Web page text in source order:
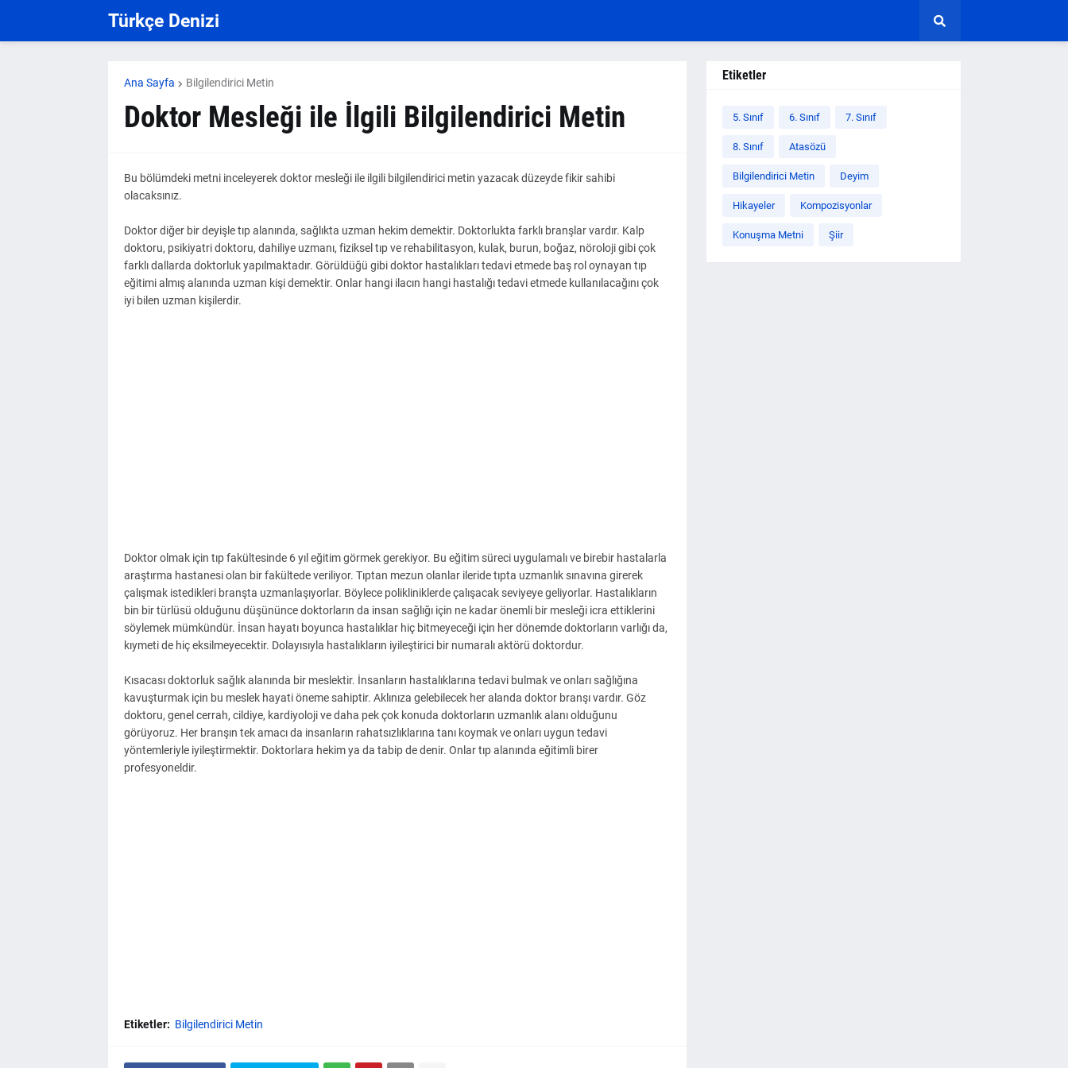
Türkçe Denizi
Ana Sayfa Bilgilendirici Metin
Doktor Mesleği ile İlgili Bilgilendirici Metin
Bu bölümdeki metni inceleyerek doktor mesleği ile ilgili bilgilendirici metin yazacak düzeyde fikir sahibi
olacaksınız.
Doktor diğer bir deyişle tıp alanında, sağlıkta uzman hekim demektir. Doktorlukta farklı branşlar vardır. Kalp
doktoru, psikiyatri doktoru, dahiliye uzmanı, fiziksel tıp ve rehabilitasyon, kulak, burun, boğaz, nöroloji gibi çok
farklı dallarda doktorluk yapılmaktadır. Görüldüğü gibi doktor hastalıkları tedavi etmede baş rol oynayan tıp
eğitimi almış alanında uzman kişi demektir. Onlar hangi ilacın hangi hastalığı tedavi etmede kullanılacağını çok
iyi bilen uzman kişilerdir.
Doktor olmak için tıp fakültesinde 6 yıl eğitim görmek gerekiyor. Bu eğitim süreci uygulamalı ve birebir hastalarla
araştırma hastanesi olan bir fakültede veriliyor. Tıptan mezun olanlar ileride tıpta uzmanlık sınavına girerek
çalışmak istedikleri branşta uzmanlaşıyorlar. Böylece polikliniklerde çalışacak seviyeye geliyorlar. Hastalıkların
bin bir türlüsü olduğunu düşününce doktorların da insan sağlığı için ne kadar önemli bir mesleği icra ettiklerini
söylemek mümkündür. İnsan hayatı boyunca hastalıklar hiç bitmeyeceği için her dönemde doktorların varlığı da,
kıymeti de hiç eksilmeyecektir. Dolayısıyla hastalıkların iyileştirici bir numaralı aktörü doktordur.
Kısacası doktorluk sağlık alanında bir meslektir. İnsanların hastalıklarına tedavi bulmak ve onları sağlığına
kavuşturmak için bu meslek hayati öneme sahiptir. Aklınıza gelebilecek her alanda doktor branşı vardır. Göz
doktoru, genel cerrah, cildiye, kardiyoloji ve daha pek çok konuda doktorların uzmanlık alanı olduğunu
görüyoruz. Her branşın tek amacı da insanların rahatsızlıklarına tanı koymak ve onları uygun tedavi
yöntemleriyle iyileştirmektir. Doktorlara hekim ya da tabip de denir. Onlar tıp alanında eğitimli birer
profesyoneldir.
Etiketler: Bilgilendirici Metin
Etiketler
5. Sınıf 6. Sınıf 7. Sınıf
8. Sınıf Atasözü
Bilgilendirici Metin Deyim
Hikayeler Kompozisyonlar
Konuşma Metni Şiir